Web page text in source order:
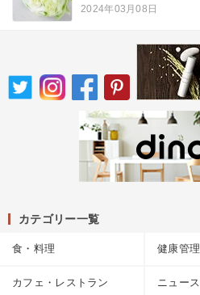
2024年03月08日
カテゴリー一覧
食・料理 健康管理
カフェ・レストラン ニュース